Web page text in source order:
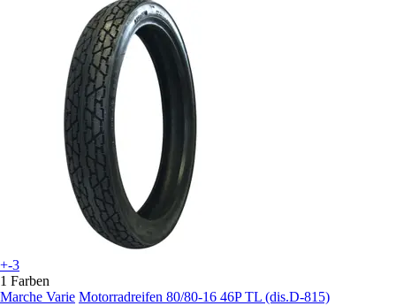
+-3
1 Farben
Marche Varie Motorradreifen 80/80-16 46P TL (dis.D-815)